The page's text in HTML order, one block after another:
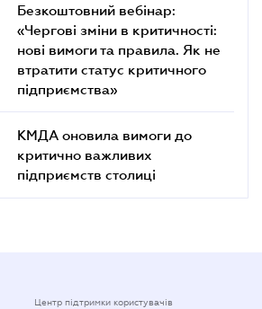
Безкоштовний вебінар:
«Чергові зміни в критичності:
нові вимоги та правила. Як не
втратити статус критичного
підприємства»
КМДА оновила вимоги до
критично важливих
підприємств столиці
Центр підтримки користувачів